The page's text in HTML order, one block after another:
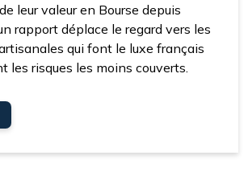
leur valeur en Bourse depuis
rapport déplace le regard vers les
qui font le luxe français
les risques les moins couverts.